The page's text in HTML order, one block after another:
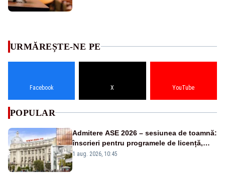
URMĂREȘTE-NE PE
Facebook X YouTube
POPULAR
Admitere ASE 2026 – sesiunea de toamnă:
înscrieri pentru programele de licență,
masterat și doctorat
1 aug. 2026, 10:45